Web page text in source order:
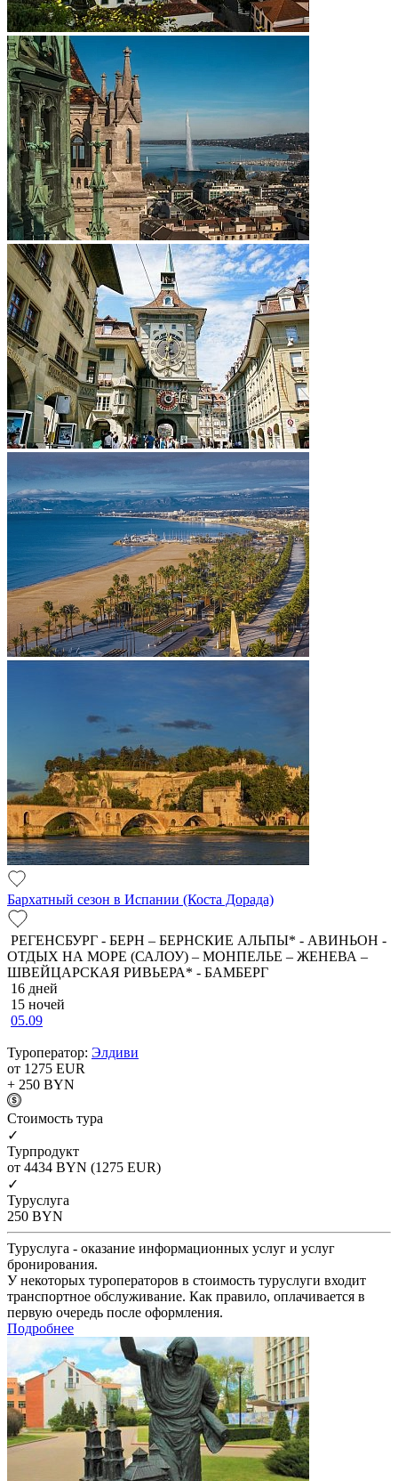
Бархатный сезон в Испании (Коста Дорада)
РЕГЕНСБУРГ - БЕРН – БЕРНСКИЕ АЛЬПЫ* - АВИНЬОН -
ОТДЫХ НА МОРЕ (САЛОУ) – МОНПЕЛЬЕ – ЖЕНЕВА –
ШВЕЙЦАРСКАЯ РИВЬЕРА* - БАМБЕРГ
16 дней
15 ночей
05.09
Туроператор: Элдиви
от 1275 EUR
+ 250 BYN
Cтоимость тура
✓
Турпродукт
от 4434 BYN (1275 EUR)
✓
Туруслуга
250 BYN
Туруслуга - оказание информационных услуг и услуг
бронирования.
У некоторых туроператоров в стоимость туруслуги входит
транспортное обслуживание. Как правило, оплачивается в
первую очередь после оформления.
Подробнее